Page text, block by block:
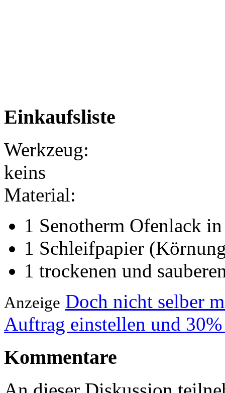
Einkaufsliste
Werkzeug:
keins
Material:
1 Senotherm Ofenlack
1 Schleifpapier
1 trockenen und
Anzeige Doch nicht selber
Auftrag einstellen und
Kommentare